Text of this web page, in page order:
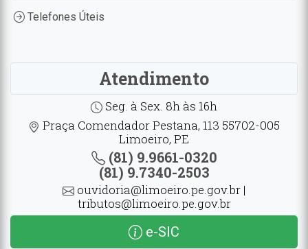
Telefones Úteis
Atendimento
Seg. à Sex. 8h às 16h
Praça Comendador Pestana, 113 55702-005
Limoeiro, PE
(81) 9.9661-0320
(81) 9.7340-2503
ouvidoria@limoeiro.pe.gov.br |
tributos@limoeiro.pe.gov.br
e-SIC